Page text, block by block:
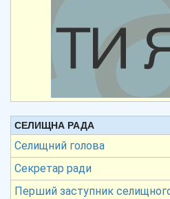
СЕЛИЩНА РАДА
Селищний голова
Секретар ради
Перший заступник